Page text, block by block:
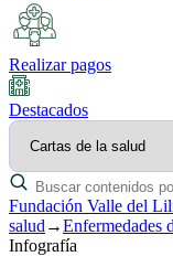
Realizar pagos
Destacados
Fundación Valle del
salud →Enfermedades
Infografía